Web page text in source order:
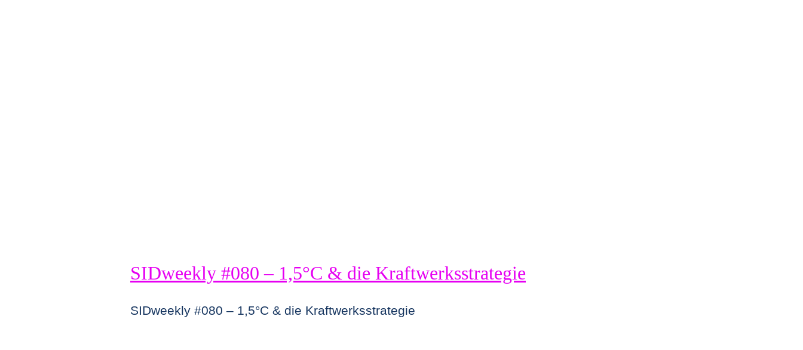
SIDweekly #080 – 1,5°C & die Kraftwerksstrategie
SIDweekly #080 – 1,5°C & die Kraftwerksstrategie